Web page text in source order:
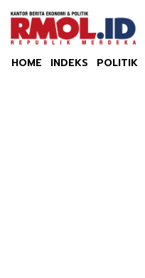
HOME INDEKS POLITIK